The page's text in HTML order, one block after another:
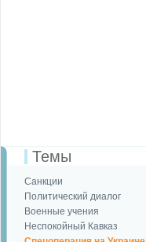
Темы
Санкции
Политический диалог
Военные учения
Неспокойный Кавказ